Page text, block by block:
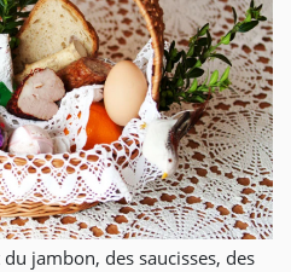
jambon, des saucisses, des